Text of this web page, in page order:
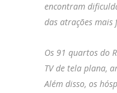
encontram
das atrações mais
Os 91 quartos do
TV de tela plana,
Além disso, os